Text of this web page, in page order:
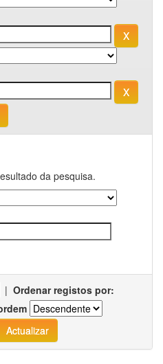
da pesquisa.
| Ordenar registos por: